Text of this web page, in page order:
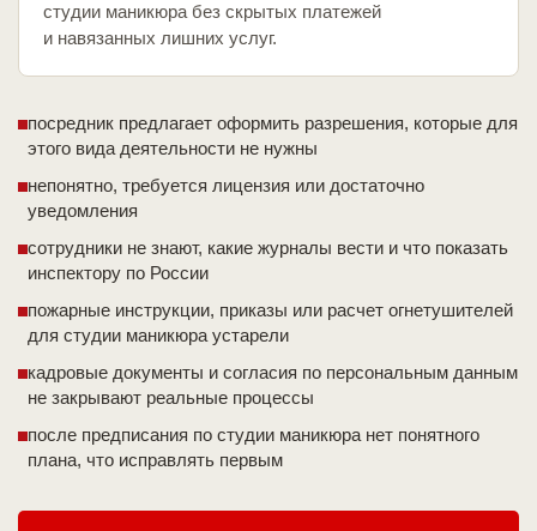
студии маникюра без скрытых платежей
и навязанных лишних услуг.
посредник предлагает оформить разрешения, которые для
этого вида деятельности не нужны
непонятно, требуется лицензия или достаточно
уведомления
сотрудники не знают, какие журналы вести и что показать
инспектору по России
пожарные инструкции, приказы или расчет огнетушителей
для студии маникюра устарели
кадровые документы и согласия по персональным данным
не закрывают реальные процессы
после предписания по студии маникюра нет понятного
плана, что исправлять первым